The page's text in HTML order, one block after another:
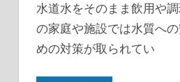
水道水をそのまま飲用や
の家庭や施設では水質へ
めの対策が取られてい